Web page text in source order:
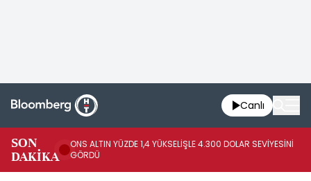
Canlı
SON
DAKİKA
ONS ALTIN YÜZDE 1,4 YÜKSELİŞLE 4.300 DOLAR SEVİYESİNİ
GÖRDÜ